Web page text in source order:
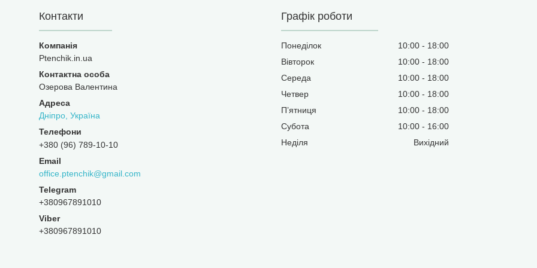
Контакти
Ptenchik.in.ua
Озерова Валентина
Дніпро, Україна
+380 (96) 789-10-10
office.ptenchik@gmail.com
+380967891010
Viber
+380967891010
Графік роботи
Понеділок 10:00
18:00
Вівторок
10:00
18:00
Середа
10:00
18:00
Четвер
10:00
18:00
Пʼятниця
10:00
18:00
Субота
10:00
16:00
Неділя
Вихідний